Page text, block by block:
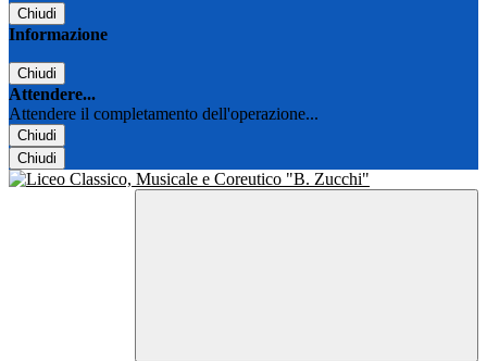
Chiudi
Informazione
Chiudi
Attendere...
Attendere il completamento dell'operazione...
Chiudi
Chiudi